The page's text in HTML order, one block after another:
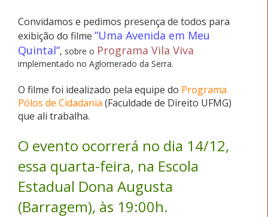
Convidamos e pedimos presença de todos para
exibição do filme ”Uma Avenida em Meu
Quintal”, sobre o Programa Vila Viva
implementado no Aglomerado da Serra.
O filme foi idealizado pela equipe do Programa
Pólos de Cidadania (Faculdade de Direito UFMG)
que ali trabalha.
O evento ocorrerá no dia 14/12,
essa quarta-feira, na Escola
Estadual Dona Augusta
(Barragem), às 19:00h.